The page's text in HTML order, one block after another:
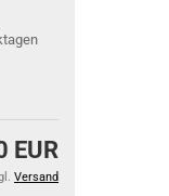
EUR
Versand